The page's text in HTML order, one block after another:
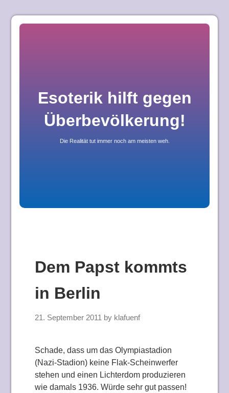
Skip
Esoterik hilft gegen
Überbevölkerung!
Die Realität tut immer noch am meisten weh.
Dem Papst kommts
in Berlin
21. September 2011 by klafuenf
Schade, dass um das Olympiastadion
(Nazi-Stadion) keine Flak-Scheinwerfer
stehen und einen Lichterdom produzieren
wie damals 1936. Würde sehr gut passen!